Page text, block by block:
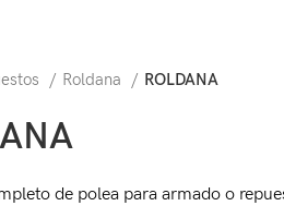
Roldana ROLDANA
de polea para armado o